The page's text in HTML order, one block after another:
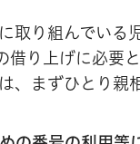
取り組んでいる
り上げに必要
まずひとり親